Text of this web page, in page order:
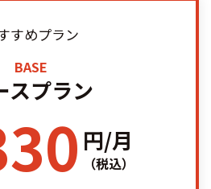
すめプラン
BASE
スプラン
円/月
（税込）